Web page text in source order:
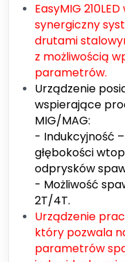
EasyMIG
synergiczny
drutami
z możliwością
parametrów.
Urządzenie
wspierające
MIG/MAG:
- Indukcyjność
głębokości
odprysków
- Możliwość
2T/4T.
Urządzenie
który pozwala
parametrów